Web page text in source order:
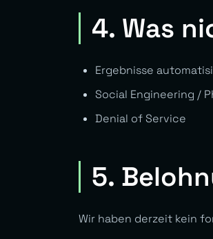
4. Was
Ergebnisse
Social Engineering /
Denial of Service
5.
Wir haben derzeit kein